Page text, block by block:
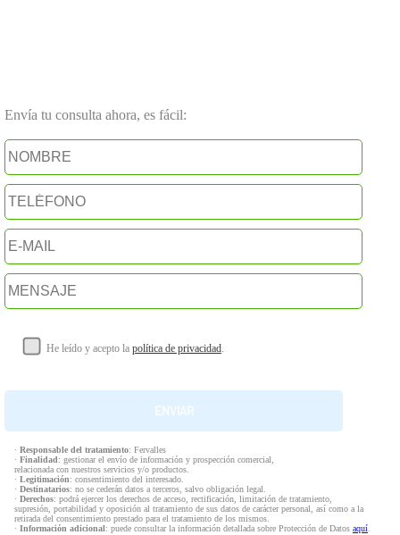
Envía tu consulta ahora, es fácil:
He leído y acepto la política de privacidad.
· Responsable del tratamiento: Fervalles
· Finalidad: gestionar el envío de información y prospección comercial,
relacionada con nuestros servicios y/o productos.
· Legitimación: consentimiento del interesado.
· Destinatarios: no se cederán datos a terceros, salvo obligación legal.
· Derechos: podrá ejercer los derechos de acceso, rectificación, limitación de tratamiento,
supresión, portabilidad y oposición al tratamiento de sus datos de carácter personal, así como a la
retirada del consentimiento prestado para el tratamiento de los mismos.
· Información adicional: puede consultar la información detallada sobre Protección de Datos aquí.